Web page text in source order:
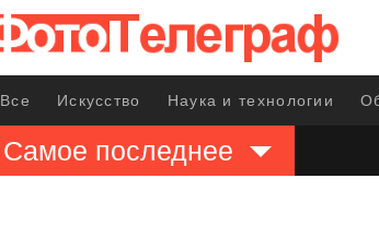
Все Искусство Наука и технологии
Самое последнее